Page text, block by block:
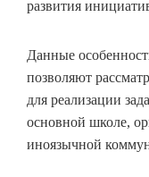
развития
Данные
позволяют
для реализации
основной школе,
иноязычной